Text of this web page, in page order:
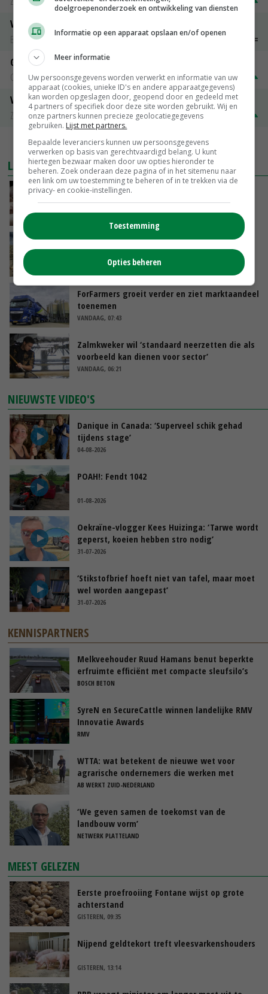
Vleeskuikens 2001-2600 gr
Barneveld
€ 1,09~ € 1,11
Gerst
Groningen
€ 197,00 € 2,00
Volle melkpoeder
Zuivel NL
€ 345,00
MEER MARKTPRIJZEN
LAATSTE NIEUWS
Plotselinge prijsstijging geeft varkensmarkt
nieuw perspectief
‘De eerste 10 ton van de uienoogst zijn we nu
VANDAAG, 09:28
ForFarmers groeit verder en ziet marktaandeel
toenemen
VANDAAG, 07:43
Zalmkweker wil ‘standaard neerzetten die als
voorbeeld kan dienen voor sector’
VANDAAG, 06:21
NIEUWSTE VIDEO'S
Danique in Canada: ‘Superveel schik gehad
tijdens stage’
04-08-2026
POAH!: Fendt 1042
01-08-2026
Oekraïne-vlogger Kees Huizinga: ‘Tarwe wordt
geperst, koeien hebben stro nodig’
31-07-2026
‘Stikstofbrief hoeft niet van tafel, maar moet
wel worden aangepast’
31-07-2026
KENNISPARTNERS
Melkveehouder Ruud Hamans benut beperkte
erfruimte efficiënt met compacte sleufsilo’s
BOSCH BETON
SyreN en SecureCattle winnen landelijke RMV
Innovatie Awards
RMV
WTTA: wat betekent de nieuwe wet voor
agrarische ondernemers die werken met
uitzendkrachten?
AB WERKT ZUID-NEDERLAND
‘We geven samen de toekomst van de
landbouw vorm’
NETWERK PLATTELAND
MEEST GELEZEN
Eerste proefrooiing Fontane wijst op grote
achterstand
GISTEREN, 09:35
Nijpend geldtekort treft vleesvarkenshouders
GISTEREN, 13:14
doelgroepenonderzoek en ontwikkeling van diensten
Informatie op een apparaat opslaan en/of openen
Meer informatie
Uw persoonsgegevens worden verwerkt en informatie van uw
apparaat (cookies, unieke ID's en andere apparaatgegevens)
kan worden opgeslagen door, geopend door en gedeeld met
4 partners of specifiek door deze site worden gebruikt. Wij en
onze partners kunnen precieze geolocatiegegevens
gebruiken. Lijst met partners.
Bepaalde leveranciers kunnen uw persoonsgegevens
verwerken op basis van gerechtvaardigd belang. U kunt
hiertegen bezwaar maken door uw opties hieronder te
beheren. Zoek onderaan deze pagina of in het sitemenu naar
een link om uw toestemming te beheren of in te trekken via de
privacy- en cookie-instellingen.
Toestemming
Opties beheren